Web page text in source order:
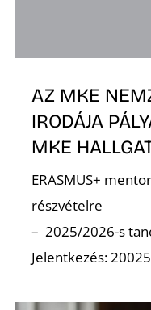
AZ MKE
IRODÁJA
MKE
ERASMUS+
részvételre
– 2025/2026-s
Jelentkezés: